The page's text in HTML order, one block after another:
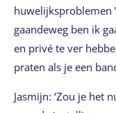
huwelijksproblemen
gaandeweg ben ik
en privé te ver
praten als je een
Jasmijn: ‘Zou je het